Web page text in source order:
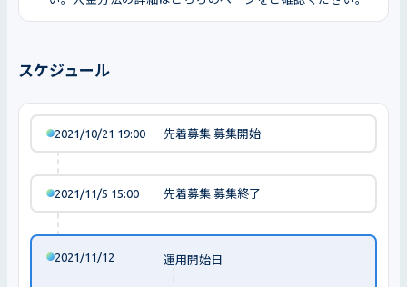
スケジュール
2021/10/21 19:00 先着募集 募集開始
2021/11/5 15:00 先着募集 募集終了
2021/11/12 運用開始日